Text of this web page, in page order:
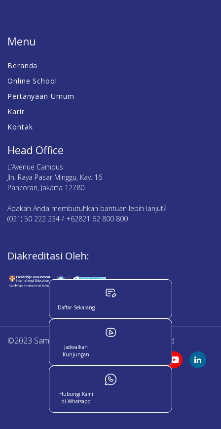
Menu
Beranda
Online School
Pertanyaan Umum
Karir
Kontak
Head Office
L’Avenue Campus
Jln. Raya Pasar Minggu, Kav. 16
Pancoran, Jakarta 12780
Apakah Anda membutuhkan bantuan lebih lanjut?
(021) 50 222 234 / +62821 62 800 800
Diakreditasi Oleh:
©2023 Sampoerna Academy. All Right Reserved
Daftar Sekarang
Jadwalkan
Kunjungan
Hubungi Kami
di Whatsapp